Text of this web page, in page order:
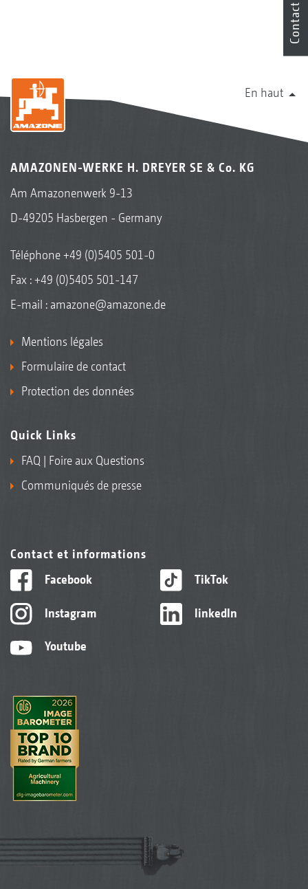
En haut
AMAZONEN-WERKE H. DREYER SE & Co. KG
Am Amazonenwerk 9-13
D-49205 Hasbergen - Germany
Téléphone+49 (0)5405 501-0
Fax : +49 (0)5405 501-147
E-mail : amazone@amazone.de
Mentions légales
Formulaire de contact
Protection des données
Quick Links
FAQ | Foire aux Questions
Communiqués de presse
Contact et informations
Facebook
Instagram
Youtube
TikTok
linkedIn
Contact